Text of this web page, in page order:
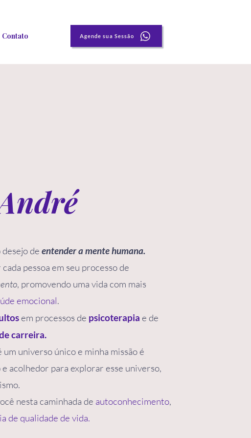
Contato Agende sua Sessão
de entender a mente humana.
pessoa em seu processo de
, promovendo uma vida com mais
emocional.
em processos de psicoterapia e de
carreira.
universo único e minha missão é
e acolhedor para explorar esse universo,
nesta caminhada de autoconhecimento,
de qualidade de vida.